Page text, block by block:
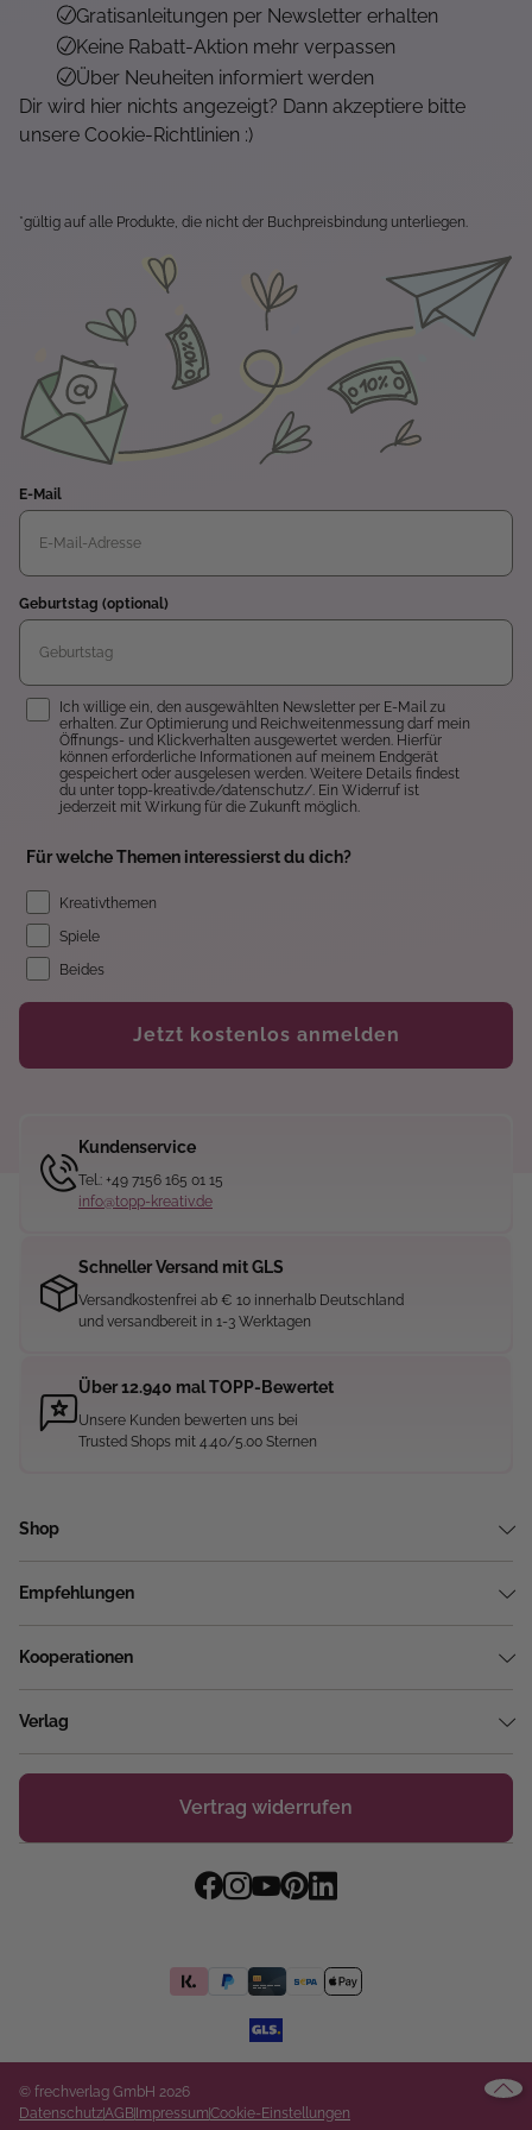
Gratisanleitungen per Newsletter erhalten
Keine Rabatt-Aktion mehr verpassen
Über Neuheiten informiert werden
Dir wird hier nichts angezeigt? Dann akzeptiere bitte
unsere Cookie-Richtlinien :)
*gültig auf alle Produkte, die nicht der Buchpreisbindung unterliegen.
E-Mail
Geburtstag (optional)
Einwilligung
Ich willige ein, den ausgewählten Newsletter per E-Mail zu
erhalten. Zur Optimierung und Reichweitenmessung darf mein
Öffnungs- und Klickverhalten ausgewertet werden. Hierfür
können erforderliche Informationen auf meinem Endgerät
gespeichert oder ausgelesen werden. Weitere Details findest
du unter topp-kreativ.de/datenschutz/. Ein Widerruf ist
jederzeit mit Wirkung für die Zukunft möglich.
Für welche Themen interessierst du dich?
Kreativthemen
Spiele
Beides
Jetzt kostenlos anmelden
Kundenservice
Tel.: +49 7156 165 01 15
info@topp-kreativ.de
Schneller Versand mit GLS
Versandkostenfrei ab € 10 innerhalb Deutschland
und versandbereit in 1-3 Werktagen
Über 12.940 mal TOPP-Bewertet
Unsere Kunden bewerten uns bei
Trusted Shops mit 4.40/5.00 Sternen
Shop
Empfehlungen
Kooperationen
Verlag
Vertrag widerrufen
© frechverlag GmbH 2026
DatenschutzAGB ImpressumCookie-Einstellungen